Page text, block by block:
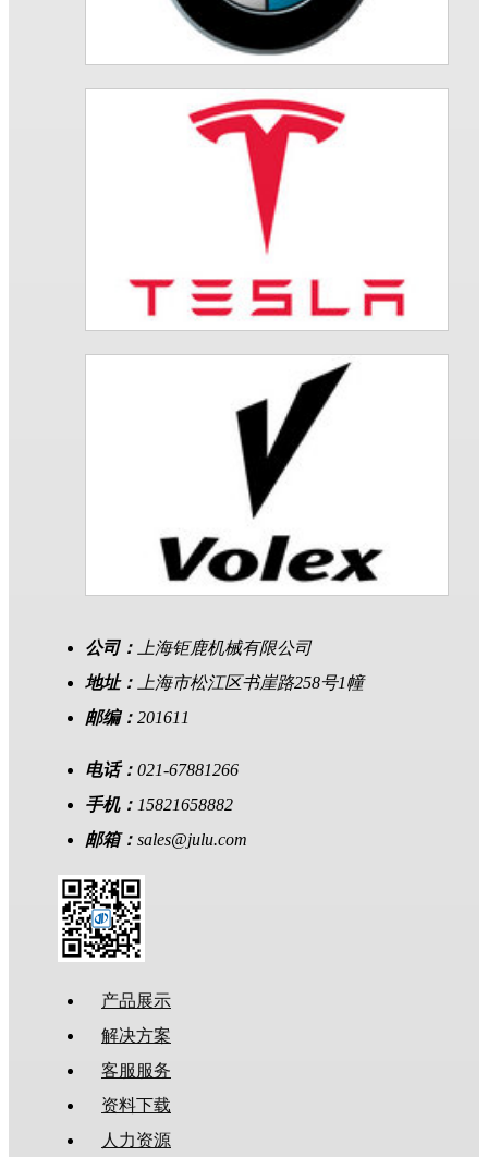
公司：
上海钜鹿机械有限公司
地址：
上海市松江区书崖路258号1幢
邮编： 201611
电话： 021-67881266
手机： 15821658882
邮箱： sales@julu.com
产品展示
解决方案
客服服务
资料下载
人力资源